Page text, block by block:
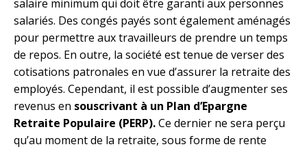
salaire minimum qui doit être garanti aux personnes
salariés. Des congés payés sont également aménagés
pour permettre aux travailleurs de prendre un temps
de repos. En outre, la société est tenue de verser des
cotisations patronales en vue d’assurer la retraite des
employés. Cependant, il est possible d’augmenter ses
revenus en souscrivant à un Plan d’Epargne
Retraite Populaire (PERP).Ce dernier ne sera perçu
qu’au moment de la retraite, sous forme de rente